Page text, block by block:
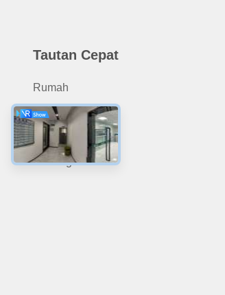
Tautan Cepat
Rumah
Produk
Tentang Kami
Hubungi Kami